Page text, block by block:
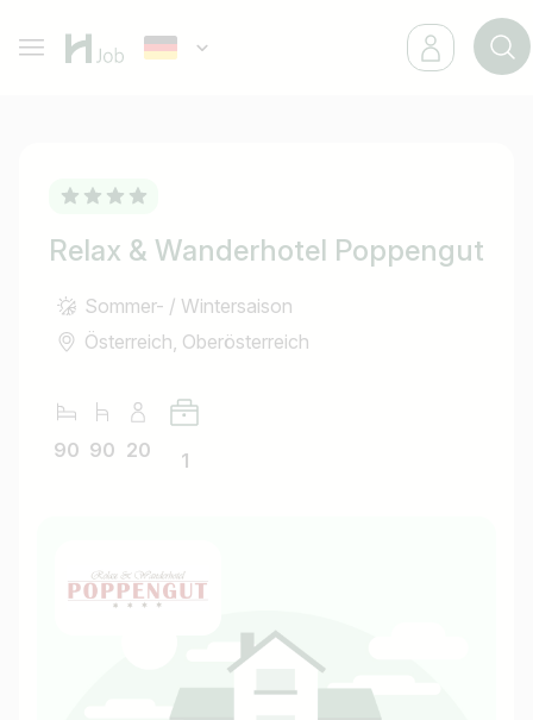
Relax & Wanderhotel Poppengut
Sommer- / Wintersaison
Österreich, Oberösterreich
90 90 20 1